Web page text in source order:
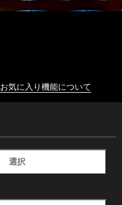
お気に入り機能について
選択